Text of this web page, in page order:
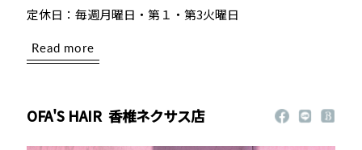
定休日：毎週月曜日・第１・第3火曜日
Read more
OFA'S HAIR 香椎ネクサス店